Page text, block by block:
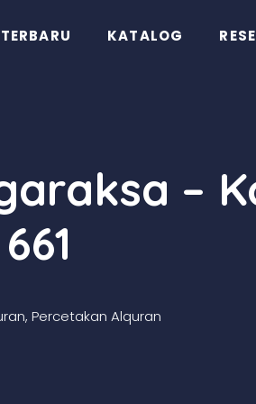
KATALOG
–
,Percetakan Alquran